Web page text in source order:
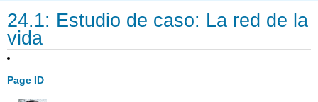
24.1: Estudio de caso: La red de la
vida
Page ID